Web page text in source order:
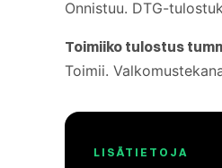
Onnistuu. DTG-
Toimiiko tulostus
Toimii.
LISÄTIETOJA